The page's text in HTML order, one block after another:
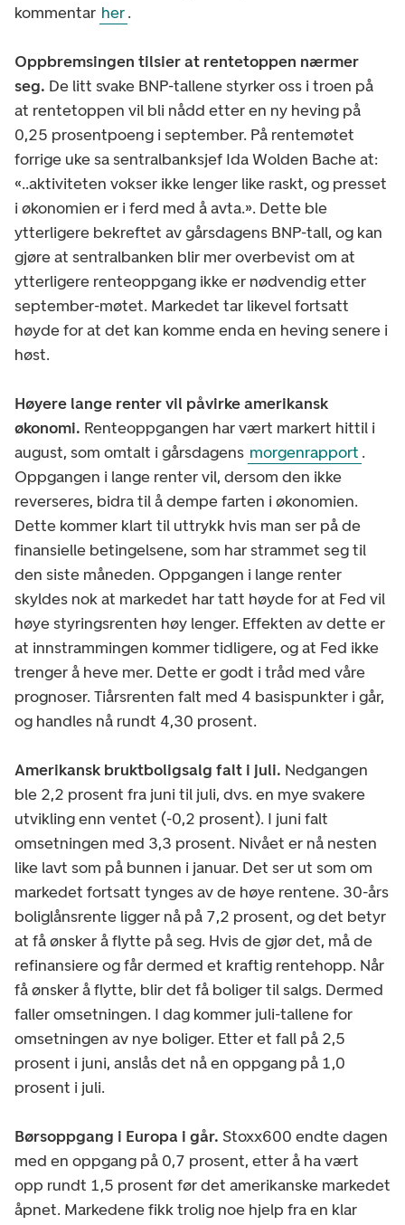
kommentar her.
Oppbremsingen tilsier at rentetoppen nærmer
seg. De litt svake BNP-tallene styrker oss i troen på
at rentetoppen vil bli nådd etter en ny heving på
0,25 prosentpoeng i september. På rentemøtet
forrige uke sa sentralbanksjef Ida Wolden Bache at:
«..aktiviteten vokser ikke lenger like raskt, og presset
i økonomien er i ferd med å avta.». Dette ble
ytterligere bekreftet av gårsdagens BNP-tall, og kan
gjøre at sentralbanken blir mer overbevist om at
ytterligere renteoppgang ikke er nødvendig etter
september-møtet. Markedet tar likevel fortsatt
høyde for at det kan komme enda en heving senere i
høst.
Høyere lange renter vil påvirke amerikansk
økonomi. Renteoppgangen har vært markert hittil i
august, som omtalt i gårsdagens morgenrapport .
Oppgangen i lange renter vil, dersom den ikke
reverseres, bidra til å dempe farten i økonomien.
Dette kommer klart til uttrykk hvis man ser på de
finansielle betingelsene, som har strammet seg til
den siste måneden. Oppgangen i lange renter
skyldes nok at markedet har tatt høyde for at Fed vil
høye styringsrenten høy lenger. Effekten av dette er
at innstrammingen kommer tidligere, og at Fed ikke
trenger å heve mer. Dette er godt i tråd med våre
prognoser. Tiårsrenten falt med 4 basispunkter i går,
og handles nå rundt 4,30 prosent.
Amerikansk bruktboligsalg falt i juli. Nedgangen
ble 2,2 prosent fra juni til juli, dvs. en mye svakere
utvikling enn ventet (-0,2 prosent). I juni falt
omsetningen med 3,3 prosent. Nivået er nå nesten
like lavt som på bunnen i januar. Det ser ut som om
markedet fortsatt tynges av de høye rentene. 30-års
boliglånsrente ligger nå på 7,2 prosent, og det betyr
at få ønsker å flytte på seg. Hvis de gjør det, må de
refinansiere og får dermed et kraftig rentehopp. Når
få ønsker å flytte, blir det få boliger til salgs. Dermed
faller omsetningen. I dag kommer juli-tallene for
omsetningen av nye boliger. Etter et fall på 2,5
prosent i juni, anslås det nå en oppgang på 1,0
prosent i juli.
Børsoppgang i Europa i går. Stoxx600 endte dagen
med en oppgang på 0,7 prosent, etter å ha vært
opp rundt 1,5 prosent før det amerikanske markedet
åpnet. Markedene fikk trolig noe hjelp fra en klar